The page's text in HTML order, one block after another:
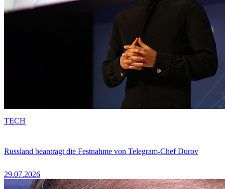
Russland beantragt die Festnahme von Telegram-Chef Durov
29.07.2026
TECH